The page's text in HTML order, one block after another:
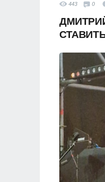
443 0